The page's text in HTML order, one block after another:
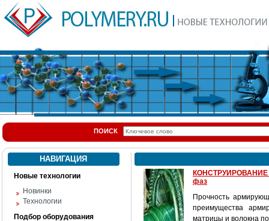
ПОИСК
НАВИГАЦИЯ
Новые технологии
Новинки
Технологии
Подбор оборудования
КОНСТРУИРОВАНИЕ
фаз
Прочность
преимущества
матрицы и волокна